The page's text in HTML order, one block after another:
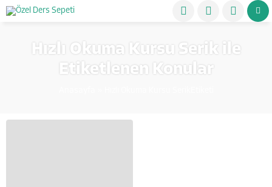
Hızlı Okuma Kursu Serik ile
Etiketlenen Konular